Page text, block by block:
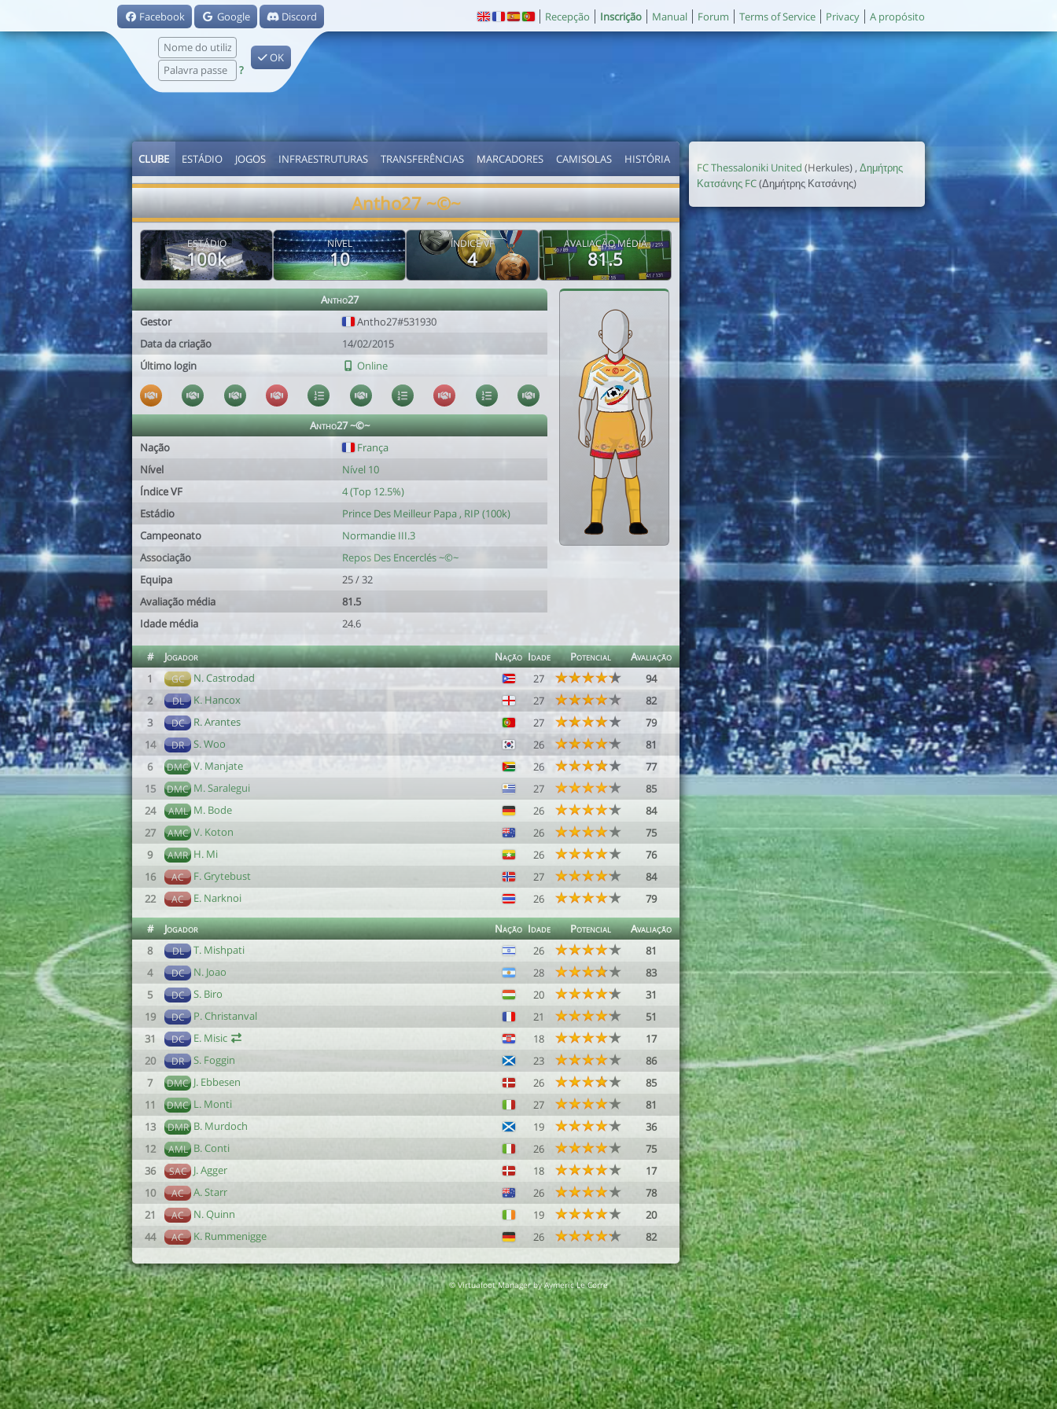
Facebook Google Discord
?
OK
Recepção Inscrição Manual Forum Terms of Service Privacy A propósito
CLUBE ESTÁDIO JOGOS INFRAESTRUTURAS TRANSFERÊNCIAS MARCADORES CAMISOLAS HISTÓRIA
Antho27 ~©~
ESTÁDIO
100k
NÍVEL
10
ÍNDICE VF
4
AVALIAÇÃO MÉDIA
81.5
Antho27
Gestor
Antho27#531930
Data da criação
14/02/2015
Último login
Online
Antho27 ~©~
Nação
França
Nível
Nível 10
Índice VF
4 (Top 12.5%)
Estádio
Prince Des Meilleur Papa , RIP (100k)
Campeonato
Normandie III.3
Associação
Repos Des Encerclés ~©~
Equipa
25 / 32
Avaliação média
81.5
Idade média
24.6
# Jogador Nação Idade Potencial
Avaliação
1
GC N. Castrodad 27
94
2
DL K. Hancox 27
82
3
DC R. Arantes 27
79
14
DR S. Woo 26
81
6
DMC V. Manjate 26
77
15
DMC M. Saralegui 27
85
24
AML M. Bode 26
84
27
AMC V. Koton 26
75
9
AMR H. Mi 26
76
16
AC F. Grytebust 27
84
22
AC E. Narknoi 26 79
# Jogador Nação Idade Potencial
Avaliação
8
DL T. Mishpati 26
81
4
DC N. Joao 28
83
5
DC S. Biro 20
31
19
DC P. Christanval 21
51
31
DC E. Misic 18
17
20
DR S. Foggin 23
86
7
DMC J. Ebbesen 26
85
11
DMC L. Monti 27
81
13
DMR B. Murdoch 19
36
12
AML B. Conti 26
75
36
SAC J. Agger 18
17
10
AC A. Starr 26
78
21
AC N. Quinn 19
20
44
AC K. Rummenigge 26 82
FC Thessaloniki United (Herkules) , Δημήτρης
Κατσάνης FC(Δημήτρης Κατσάνης)
© Virtuafoot Manager by Aymeric Le Corre